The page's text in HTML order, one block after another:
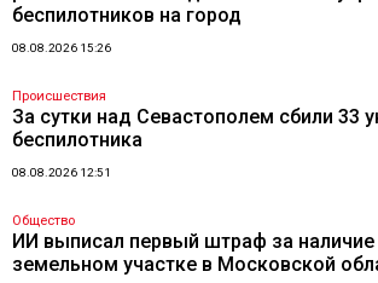
беспилотников на город
08.08.2026 15:26
Происшествия
За сутки над Севастополем сбили 33
беспилотника
08.08.2026 12:51
Общество
ИИ выписал первый штраф за
земельном участке в Московской